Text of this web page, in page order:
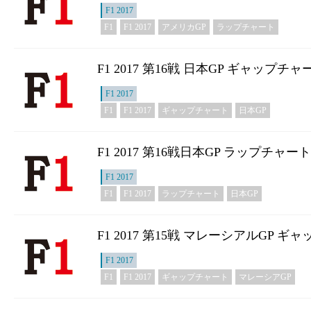
F1 2017
F1 F1 2017 アメリカGP ラップチャート
F1 2017 第16戦 日本GP ギャップチャ
F1 2017
F1 F1 2017 ギャップチャート 日本GP
F1 2017 第16戦日本GP ラップチャート
F1 2017
F1 F1 2017 ラップチャート 日本GP
F1 2017 第15戦 マレーシアルGP ギャ
F1 2017
F1 F1 2017 ギャップチャート マレーシアGP